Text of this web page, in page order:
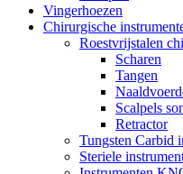
Vingerhoezen
Chirurgische
Roestvrijstalen
Scharen
Tangen
Scalpels
Retractor
Tungsten Carbid
Steriele